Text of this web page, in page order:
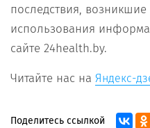
последствия, возникшие
использования
сайте 24health.by.
Читайте нас на Яндекс-
Поделитесь ссылкой